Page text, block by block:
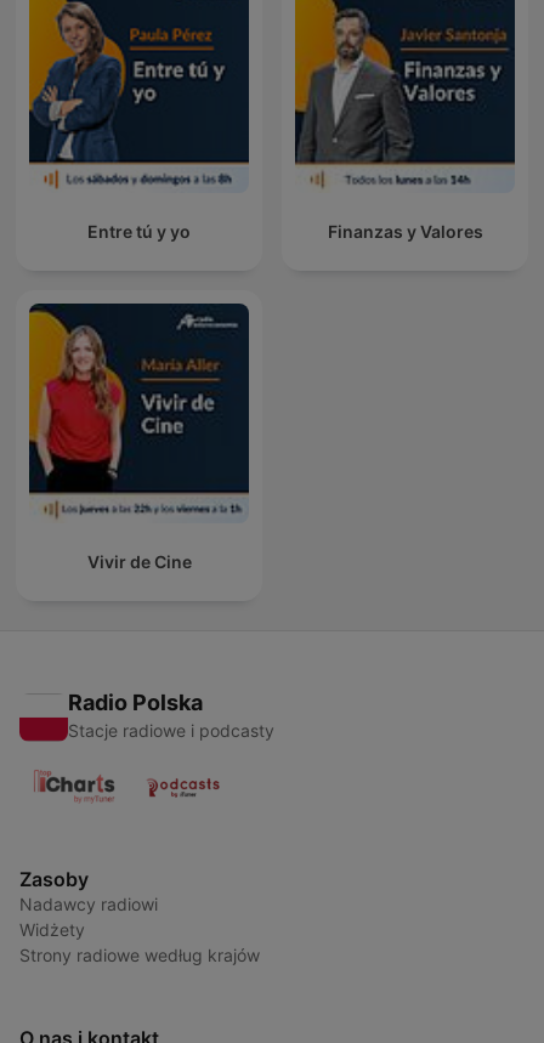
Entre tú y yo Finanzas y Valores
Vivir de Cine
Radio Polska
Stacje radiowe i podcasty
Zasoby
Nadawcy radiowi
Widżety
Strony radiowe według krajów